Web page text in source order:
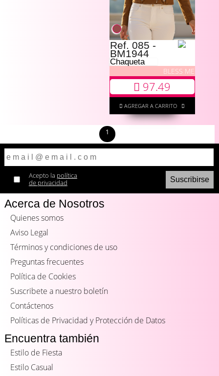
Ref. 085 -
BM1944
Chaqueta
BLESS ME
97.49
AGREGAR A CARRITO
1
Acepto la política
de privacidad
Acerca de Nosotros
Quienes somos
Aviso Legal
Términos y condiciones de uso
Preguntas frecuentes
Política de Cookies
Suscribete a nuestro boletín
Contáctenos
Políticas de Privacidad y Protección de Datos
Encuentra también
Estilo de Fiesta
Estilo Casual